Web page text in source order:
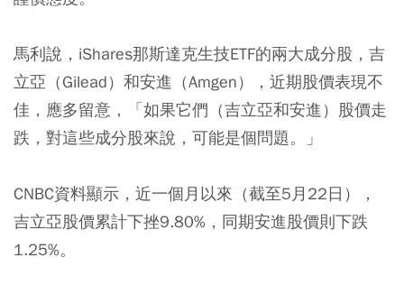
馬利說，iShares那斯達克生技ETF的兩大成分股，吉
立亞（Gilead）和安進（Amgen），近期股價表現不
佳，應多留意，「如果它們（吉立亞和安進）股價走
跌，對這些成分股來說，可能是個問題。」
CNBC資料顯示，近一個月以來（截至5月22日），
吉立亞股價累計下挫9.80%，同期安進股價則下跌
1.25%。